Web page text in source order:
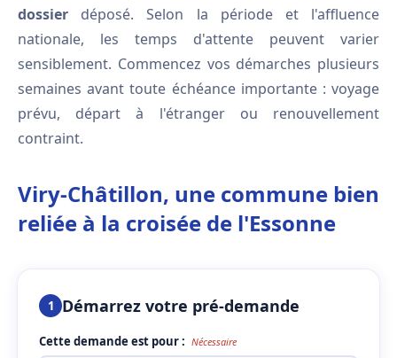
dossier déposé. Selon la période et l'affluence
nationale, les temps d'attente peuvent varier
sensiblement. Commencez vos démarches plusieurs
semaines avant toute échéance importante : voyage
prévu, départ à l'étranger ou renouvellement
contraint.
Viry-Châtillon, une commune bien
reliée à la croisée de l'Essonne
1 Démarrez votre pré-demande
Cette demande est pour : Nécessaire